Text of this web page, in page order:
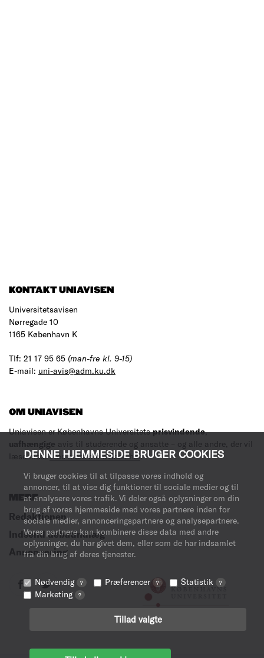
DENNE HJEMMESIDE BRUGER COOKIES
Vi bruger cookies til at tilpasse vores indhold og
annoncer, til at vise dig funktioner til sociale medier og til
at analysere vores trafik. Vi deler også oplysninger om din
brug af vores hjemmeside med vores partnere inden for
sociale medier, annonceringspartnere og analysepartnere.
Vores partnere kan kombinere disse data med andre
oplysninger, du har givet dem, eller som de har indsamlet
fra din brug af deres tjenester.
Nødvendig ? Præferencer ? Statistik ?
Marketing ?
Tillad valgte
KONTAKT UNIAVISEN
Universitetsavisen
Nørregade 10
1165 København K
Tlf: 21 17 95 65 (man-fre kl. 9-15)
E-mail: uni-avis@adm.ku.dk
OM UNIAVISEN
Uniavisen er Københavns Universitetsprisvindende,
uafhængige avis til studerende og ansatte – og alle andre, der vil
læse med.Læs mere om avisen her.
MERE
Redaktionen
Indsend debatindlæg
Annoncering